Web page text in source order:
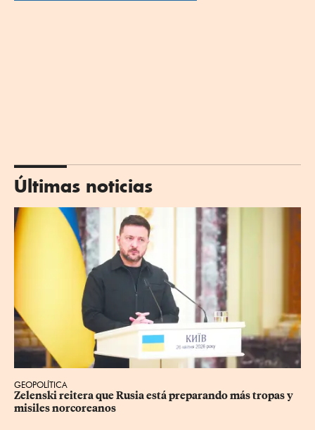
Últimas noticias
GEOPOLÍTICA
Zelenski reitera que Rusia está preparando más tropas y
misiles norcoreanos